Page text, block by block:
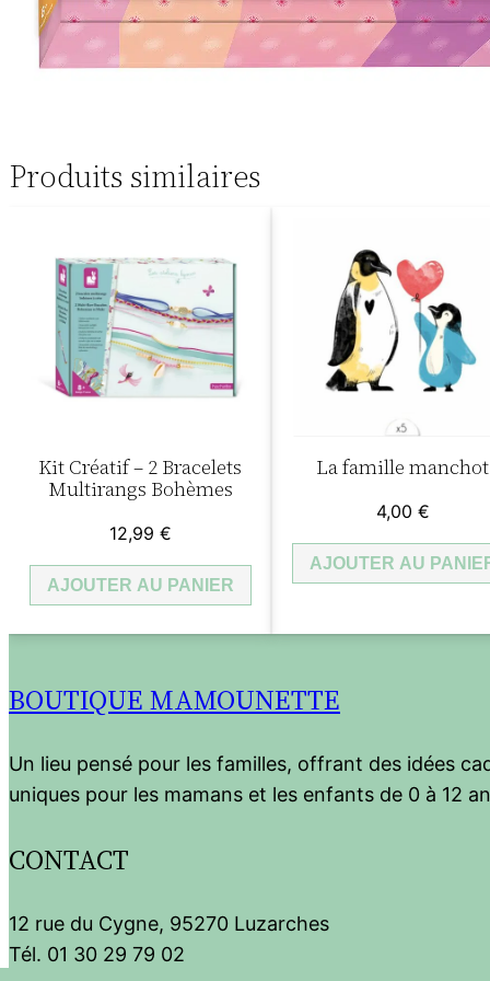
Produits similaires
Kit Créatif – 2 Bracelets
Multirangs Bohèmes
12,99 €
AJOUTER AU PANIER
La famille manchot
4,00 €
AJOUTER AU
BOUTIQUE MAMOUNETTE
Un lieu pensé pour les familles, offrant des idées
uniques pour les mamans et les enfants de 0 à 12
CONTACT
12 rue du Cygne, 95270 Luzarches
Tél. 01 30 29 79 02